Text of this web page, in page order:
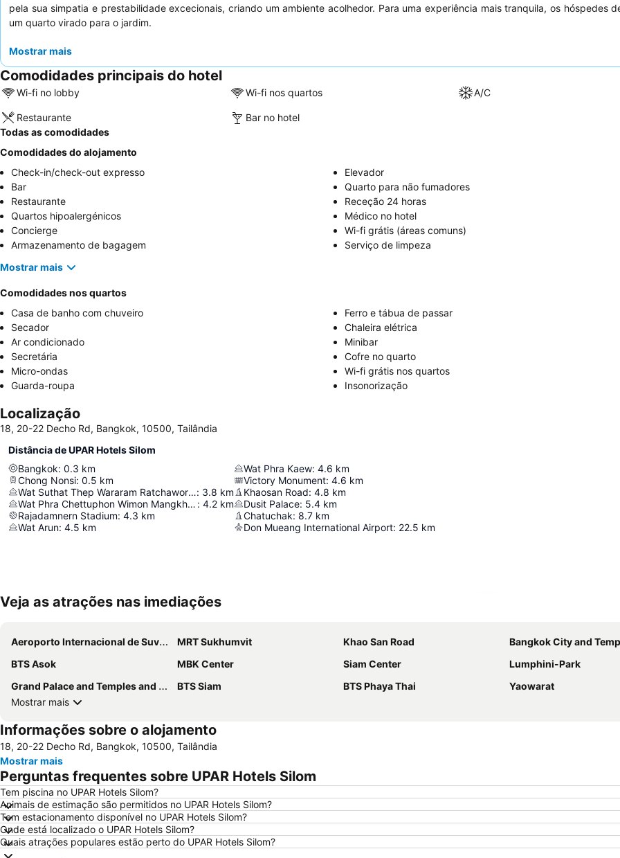
pela sua simpatia e prestabilidade excecionais, criando um ambiente acolhedor. Para uma experiência mais tranquila, os hóspedes
um quarto virado para o jardim.
Mostrar mais
Comodidades principais do hotel
Wi-fi no lobby Wi-fi nos quartos A/C
Restaurante
Bar no hotel
Todas as comodidades
Comodidades do alojamento
Check-in/check-out expresso
Elevador
Bar
Quarto para não fumadores
Restaurante
Receção 24 horas
Quartos hipoalergénicos
Médico no hotel
Concierge
Wi-fi grátis (áreas comuns)
Armazenamento de bagagem
Serviço de limpeza
Mostrar mais
Comodidades nos quartos
Casa de banho com chuveiro
Ferro e tábua de passar
Secador
Chaleira elétrica
Ar condicionado
Minibar
Secretária
Cofre no quarto
Micro-ondas
Wi-fi grátis nos quartos
Guarda-roupa
Insonorização
Localização
18, 20-22 Decho Rd, Bangkok, 10500, Tailândia
Distância de UPAR Hotels Silom
Bangkok: 0.3 km
Chong Nonsi: 0.5 km
Wat Suthat Thep Wararam Ratchaworamahawihan: 3.8 km
Wat Phra Chettuphon Wimon Mangkhalaram Ratchaworamahawihan : 4.2 km
Rajadamnern Stadium: 4.3 km
Wat Arun: 4.5 km
Wat Phra Kaew: 4.6 km
Victory Monument: 4.6 km
Khaosan Road: 4.8 km
Dusit Palace: 5.4 km
Chatuchak: 8.7 km
Don Mueang International Airport: 22.5 km
Veja as atrações nas imediações
Aeroporto Internacional de Suvarnabhumi MRT Sukhumvit Khao San Road
Bangkok City and
BTS Asok
MBK Center Siam Center
Lumphini-Park
Grand Palace and Temples and City Tour
BTS Siam BTS Phaya Thai
Yaowarat
Mostrar mais
Informações sobre o alojamento
18, 20-22 Decho Rd, Bangkok, 10500, Tailândia
Mostrar mais
Perguntas frequentes sobre UPAR Hotels Silom
Tem piscina no UPAR Hotels Silom?
Animais de estimação são permitidos no UPAR Hotels Silom?
Tem estacionamento disponível no UPAR Hotels Silom?
Onde está localizado o UPAR Hotels Silom?
Quais atrações populares estão perto do UPAR Hotels Silom?